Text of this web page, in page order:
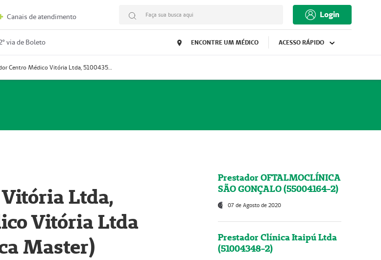
Canais de atendimento Faça sua busca aqui Login
via de Boleto ENCONTRE UM MÉDICO ACESSO RÁPIDO
Prestador Centro Médico Vitória Ltda, 51004350-4: Centro Médico Vitória Ltda (Nome Fantasia: Policlínica Master)
Ltda,
Vitória Ltda
Master)
Prestador OFTALMOCLÍNICA
SÃO GONÇALO (55004164-2)
07 de Agosto de 2020
Prestador Clínica Itaipú Ltda
(51004348-2)